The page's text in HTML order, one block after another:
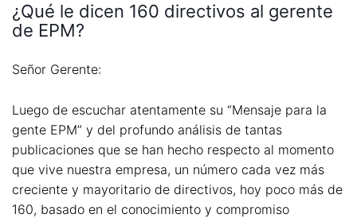
¿Qué le dicen 160 directivos al gerente
de EPM?
Señor Gerente:
Luego de escuchar atentamente su “Mensaje para la
gente EPM” y del profundo análisis de tantas
publicaciones que se han hecho respecto al momento
que vive nuestra empresa, un número cada vez más
creciente y mayoritario de directivos, hoy poco más de
160, basado en el conocimiento y compromiso